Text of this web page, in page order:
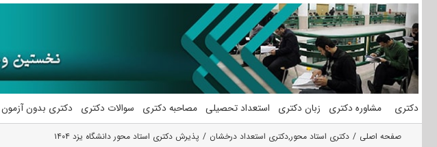
محتوا
دکتری مشاوره دکتری زبان دکتری استعداد تحصیلی مصاحبه دکتری سوالات دکتری دکتری بدون آزمون
صفحه اصلی دکتری استاد محور,دکتری استعداد درخشان پذیرش دکتری استاد محور دانشگاه یزد ۱۴۰۴